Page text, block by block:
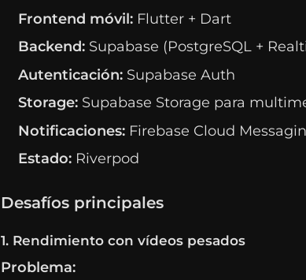
Frontend móvil:Flutter + Dart
Backend:Supabase (PostgreSQL +
Autenticación:Supabase Auth
Storage:Supabase Storage para
Notificaciones:Firebase Cloud
Estado:Riverpod
Desafíos principales
1. Rendimiento con vídeos pesados
Problema: